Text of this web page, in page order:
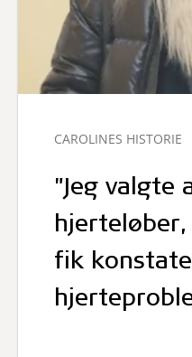
CAROLINES HISTORIE
"Jeg valgte
fik